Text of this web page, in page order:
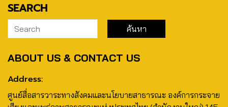
SEARCH
ABOUT US & CONTACT US
Address:
ศูนย์สื่อสารวาระทางสังคมและนโยบายสาธารณะ องค์การกระจาย